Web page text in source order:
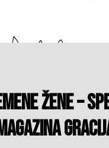
žene –